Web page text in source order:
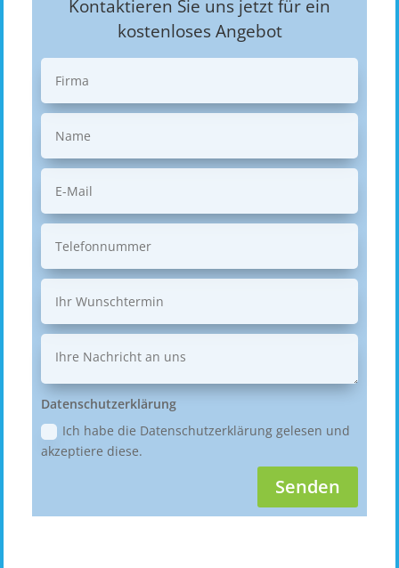
Kontaktieren Sie uns jetzt für ein
kostenloses Angebot
Datenschutzerklärung
Ich habe die Datenschutzerklärung gelesen und
akzeptiere diese.
Senden